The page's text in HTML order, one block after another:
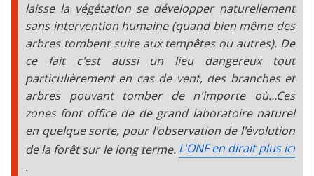
laisse la végétation se développer naturellement
sans intervention humaine (quand bien même des
arbres tombent suite aux tempêtes ou autres). De
ce fait c'est aussi un lieu dangereux tout
particulièrement en cas de vent, des branches et
arbres pouvant tomber de n'importe où...Ces
zones font office de de grand laboratoire naturel
en quelque sorte, pour l'observation de l'évolution
de la forêt sur le long terme. L'ONF en dirait plus ici
.